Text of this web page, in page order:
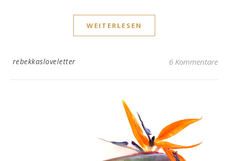
WEITERLESEN
rebekkasloveletter 6 Kommentare